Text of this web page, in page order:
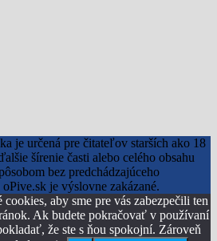
je určená pre čitateľov starších ako 18
šírenie časti alebo celého obsahu
bez predchádzajúceho
je výslovne zakázané.
aby sme pre vás zabezpečili ten
Ak budete pokračovať v používaní
že ste s ňou spokojní. Zároveň